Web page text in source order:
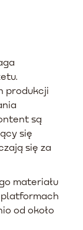
produkcji
są
się
się za
materiału
od około